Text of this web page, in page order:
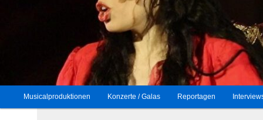
a
Zum
Zum
Musicalproduktionen Konzerte / Galas Reportagen